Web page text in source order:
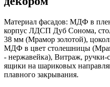
Материал фасадов: МДФ в
корпус ЛДСП Дуб Сонома,
38 мм (Мрамор золотой),
МДФ в цвет столешницы
- нержавейка), Витраж, ручки-
ящики на шариковых
плавного закрывания.